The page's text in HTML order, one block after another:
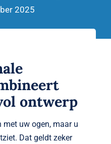
2025
ontwerp
met uw ogen, maar u
Dat geldt zeker